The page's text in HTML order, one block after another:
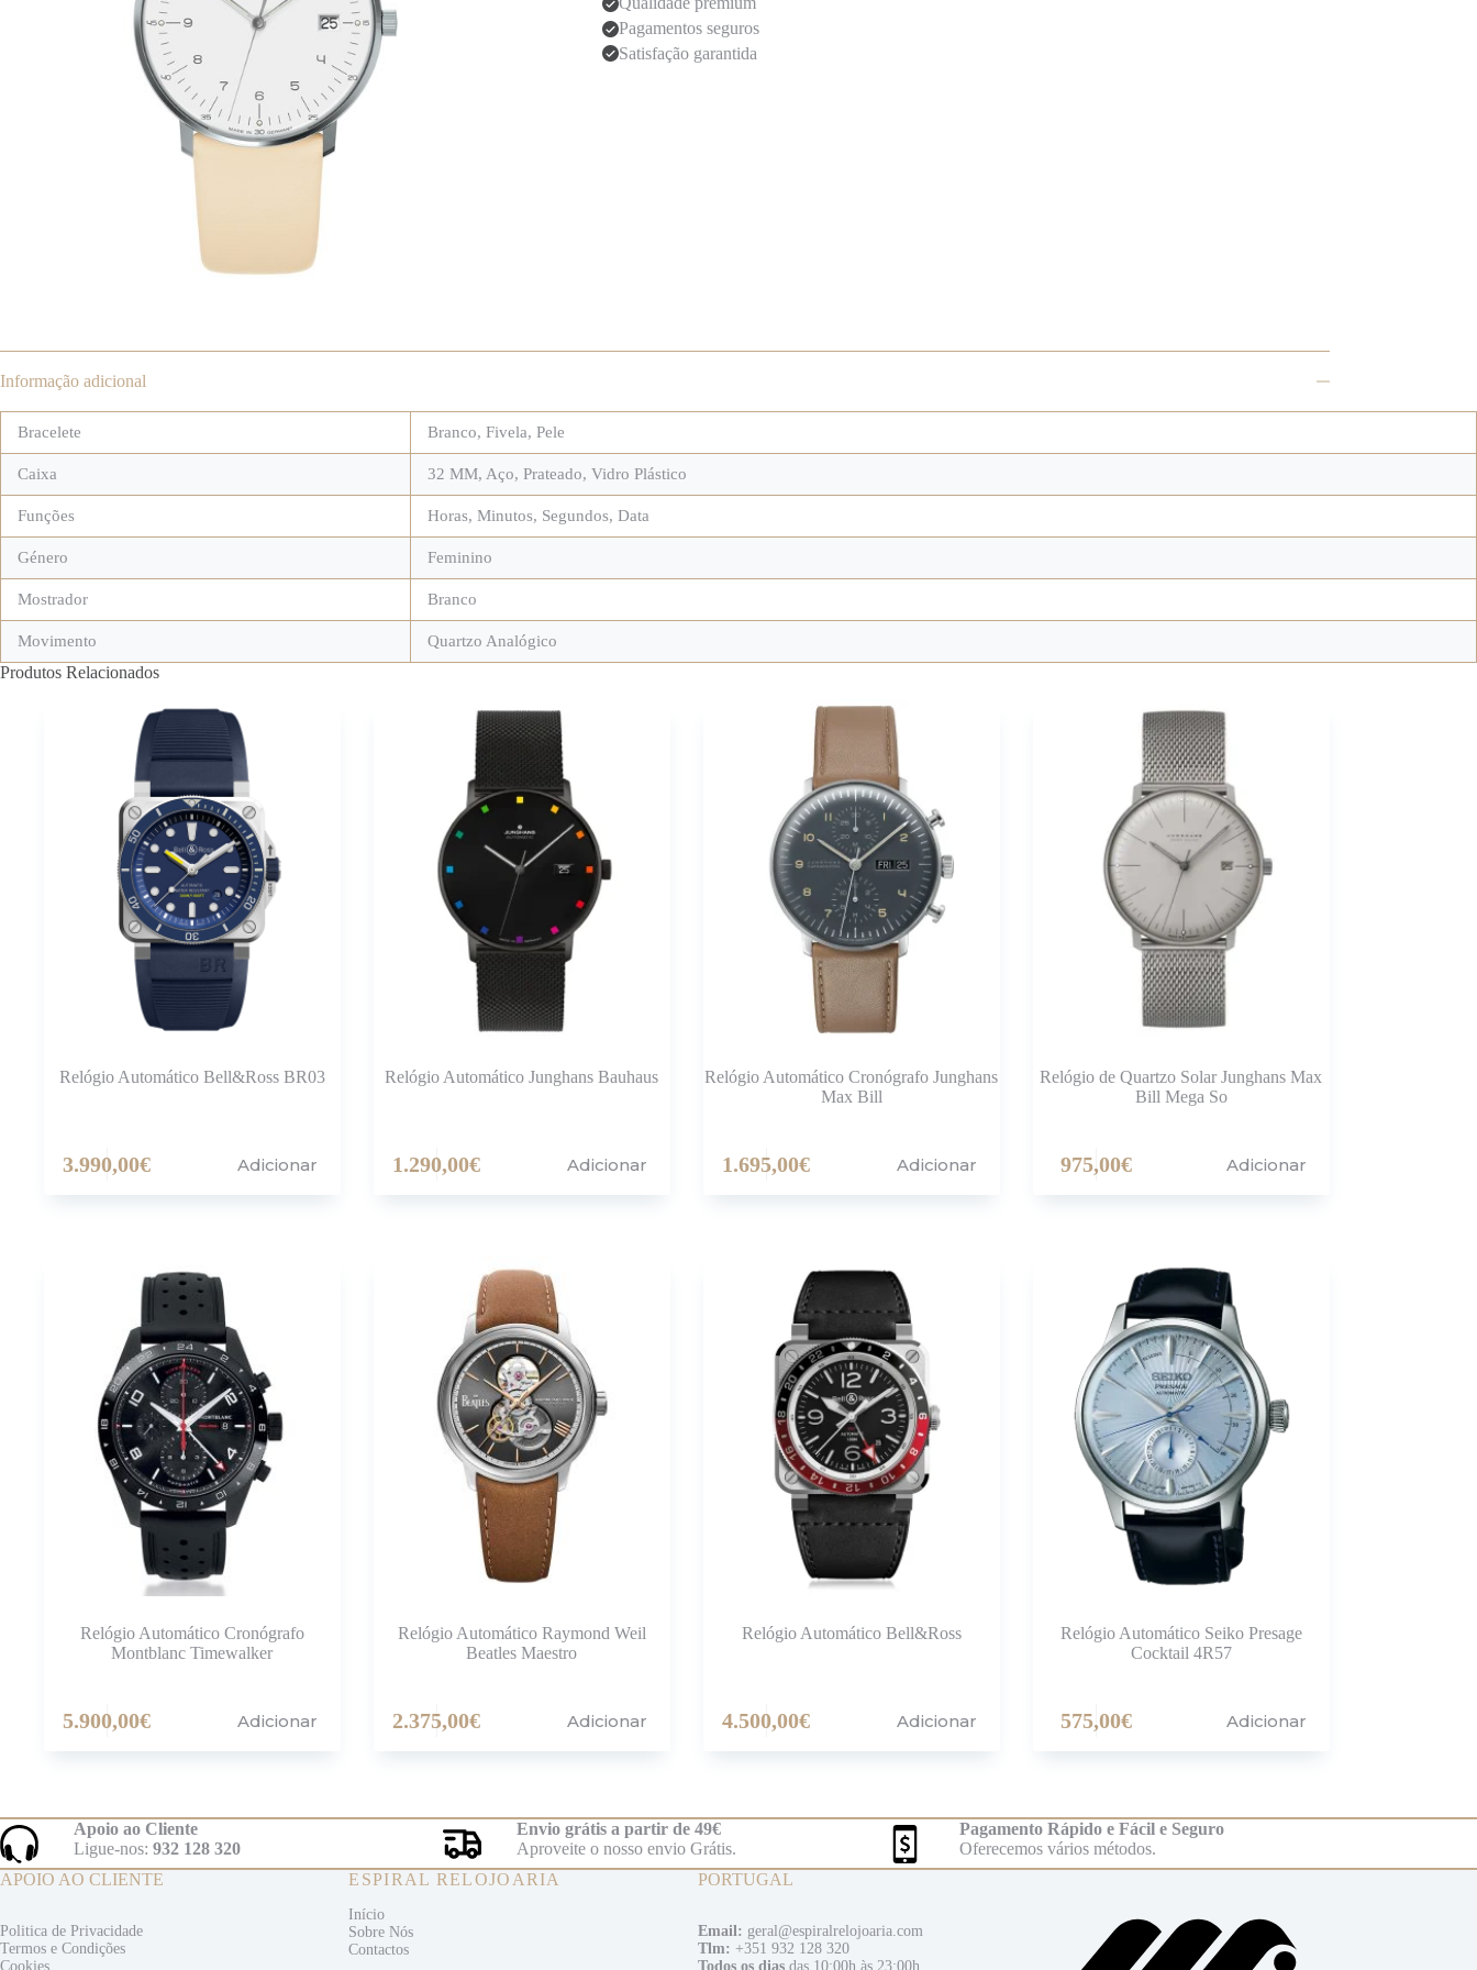
Pagamentos seguros
Satisfação garantida
Informação adicional
Bracelete Branco, Fivela, Pele
Caixa 32 MM, Aço, Prateado, Vidro Plástico
Funções Horas, Minutos, Segundos, Data
Género Feminino
Mostrador Branco
Movimento Quartzo Analógico
Produtos Relacionados
Relógio Automático Bell&Ross BR03
3.990,00€ Adicionar
Relógio Automático Junghans Bauhaus
1.290,00€ Adicionar
Relógio Automático Cronógrafo Junghans
Max Bill
1.695,00€ Adicionar
Relógio de Quartzo Solar Junghans Max
Bill Mega So
975,00€ Adicionar
Relógio Automático Cronógrafo
Montblanc Timewalker
5.900,00€ Adicionar
Relógio Automático Raymond Weil
Beatles Maestro
2.375,00€ Adicionar
Relógio Automático Bell&Ross
4.500,00€ Adicionar
Relógio Automático Seiko Presage
Cocktail 4R57
575,00€ Adicionar
Apoio ao Cliente
Ligue-nos: 932 128 320
Envio grátis a partir de 49€
Aproveite o nosso envio Grátis.
Pagamento Rápido e Fácil e Seguro
Oferecemos vários métodos.
APOIO AO CLIENTE
Politica de Privacidade
Termos e Condições
Cookies
ESPIRAL RELOJOARIA
Início
Sobre Nós
Contactos
PORTUGAL
Email: geral@espiralrelojoaria.com
Tlm: +351 932 128 320
Todos os diasdas 10:00h às 23:00h